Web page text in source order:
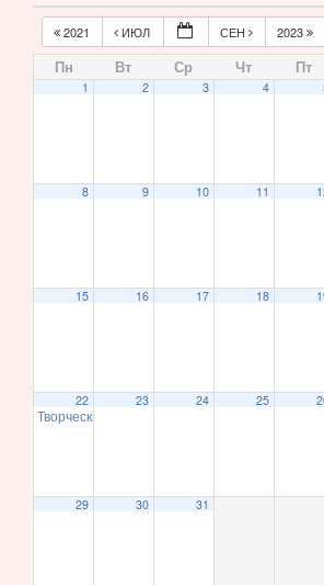
2021 ИЮЛ СЕН 2023
Пн Вт Ср Чт Пт
1 2 3 4
8 9 10 11
15 16 17 18
22
Творческий вечер Юрия Буянкина (6+)
23 24 25
29 30 31